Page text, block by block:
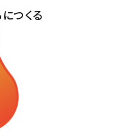
つくる